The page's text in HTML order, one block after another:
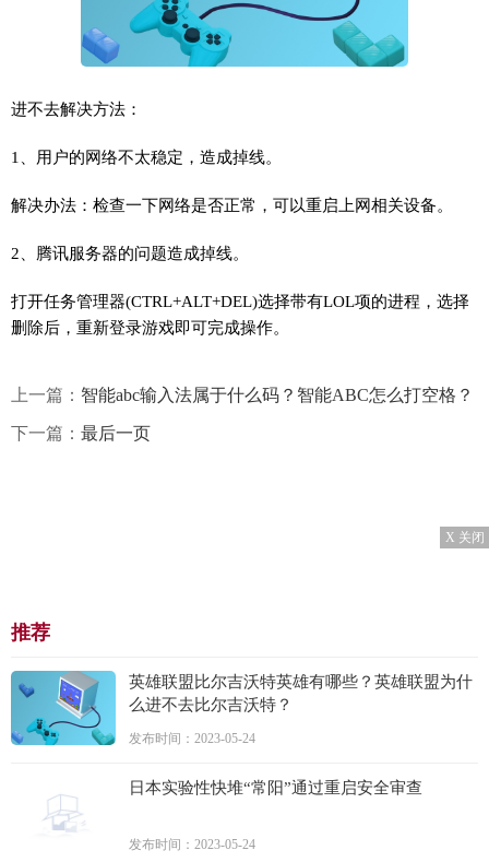
进不去解决方法：
1、用户的网络不太稳定，造成掉线。
解决办法：检查一下网络是否正常，可以重启上网相关设备。
2、腾讯服务器的问题造成掉线。
打开任务管理器(CTRL+ALT+DEL)选择带有LOL项的进程，选择
删除后，重新登录游戏即可完成操作。
上一篇： 智能abc输入法属于什么码？智能ABC怎么打空格？
下一篇： 最后一页
X 关闭
推荐
英雄联盟比尔吉沃特英雄有哪些？英雄联盟为什
么进不去比尔吉沃特？
发布时间：2023-05-24
日本实验性快堆“常阳”通过重启安全审查
发布时间：2023-05-24